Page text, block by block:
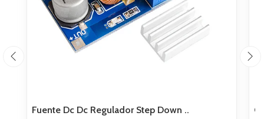
Fuente Dc Dc Regulador Step Down ..